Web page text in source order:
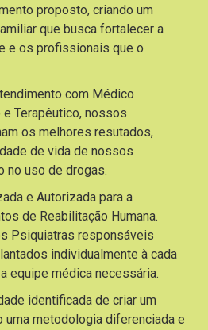
proposto, criando um
que busca fortalecer a
e os profissionais que o
com Médico
Terapêutico, nossos
os melhores resutados,
de vida de nossos
no uso de drogas.
e Autorizada para a
de Reabilitação Humana.
Psiquiatras responsáveis
individualmente à cada
equipe médica necessária.
identificada de criar um
uma metodologia diferenciada e